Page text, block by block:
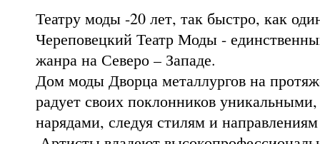
Театру моды -20 лет, так быстро, как
Череповецкий Театр Моды -
жанра на Северо – Западе.
Дом моды Дворца металлургов на
радует своих поклонников
нарядами, следуя стилям и